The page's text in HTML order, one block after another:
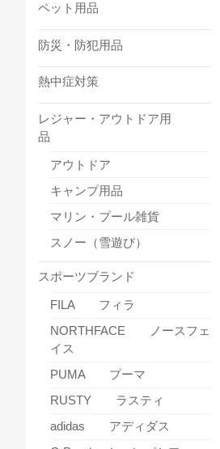
ペット用品
防災・防犯用品
熱中症対策
レジャー・アウトドア用
品
アウトドア
キャンプ用品
マリン・プール雑貨
スノー（雪遊び）
スポーツブランド
FILA フィラ
NORTHFACE ノースフェ
イス
PUMA プーマ
RUSTY ラスティ
adidas アディダス